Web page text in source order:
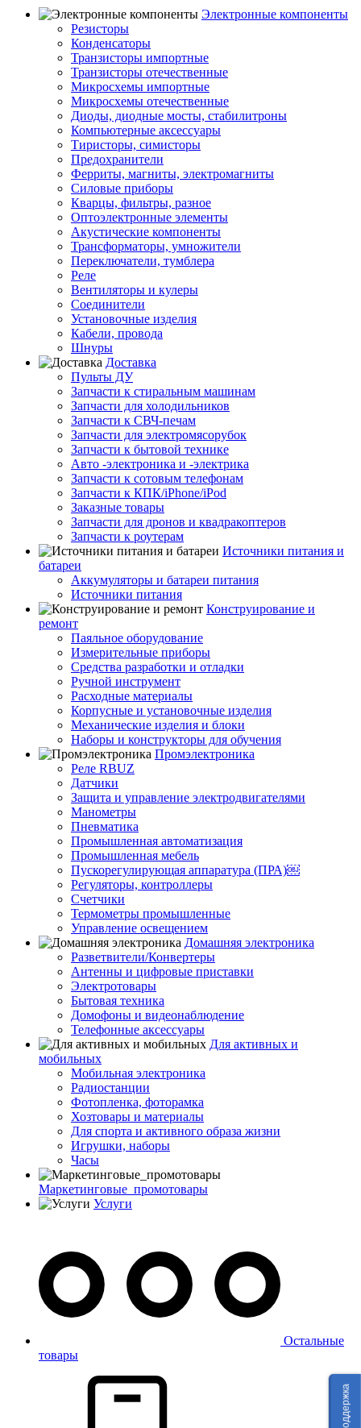
Электронные компоненты
Резисторы
Конденсаторы
Транзисторы импортные
Транзисторы отечественные
Микросхемы импортные
Микросхемы отечественные
Диоды, диодные мосты, стабилитроны
Компьютерные аксессуары
Тиристоры, симисторы
Предохранители
Ферриты, магниты, электромагниты
Силовые приборы
Кварцы, фильтры, разное
Оптоэлектронные элементы
Акустические компоненты
Трансформаторы, умножители
Переключатели, тумблера
Реле
Вентиляторы и кулеры
Соединители
Установочные изделия
Кабели, провода
Шнуры
Доставка
Пульты ДУ
Запчасти к стиральным машинам
Запчасти для холодильников
Запчасти к СВЧ-печам
Запчасти для электромясорубок
Запчасти к бытовой технике
Авто -электроника и -электрика
Запчасти к сотовым телефонам
Запчасти к КПК/iPhone/iPod
Заказные товары
Запчасти для дронов и квадракоптеров
Запчасти к роутерам
Источники питания и
батареи
Аккумуляторы и батареи питания
Источники питания
Конструирование и
ремонт
Паяльное оборудование
Измерительные приборы
Средства разработки и отладки
Ручной инструмент
Расходные материалы
Корпусные и установочные изделия
Механические изделия и блоки
Наборы и конструкторы для обучения
Промэлектроника
Реле RBUZ
Датчики
Защита и управление электродвигателями
Манометры
Пневматика
Промышленная автоматизация
Промышленная мебель
Пускорегулирующая аппаратура (ПРА)￼
Регуляторы, контроллеры
Счетчики
Термометры промышленные
Управление освещением
Домашняя электроника
Разветвители/Конвертеры
Антенны и цифровые приставки
Электротовары
Бытовая техника
Домофоны и видеонаблюдение
Телефонные аксессуары
Для активных и
мобильных
Мобильная электроника
Радиостанции
Фотопленка, фоторамка
Хозтовары и материалы
Для спорта и активного образа жизни
Игрушки, наборы
Часы
Маркетинговые_промотовары
Услуги
Остальные
товары